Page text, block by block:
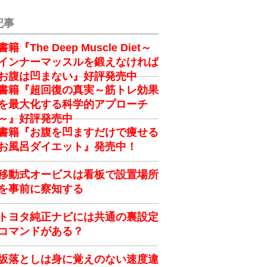
事
籍『The Deep Muscle Diet～
ンナーマッスルを鍛えなければ
腹は凹まない』好評発売中
籍『超回復の真実～筋トレ効果
最大化する科学的アプローチ
』好評発売中
籍『お腹を凹ますだけで痩せる
風呂ダイエット』発売中！
動式オービスは看板で設置場所
事前に察知する
ヨタ純正ナビには共通の裏設定
マンドがある？
落としは身に覚えのない速度違